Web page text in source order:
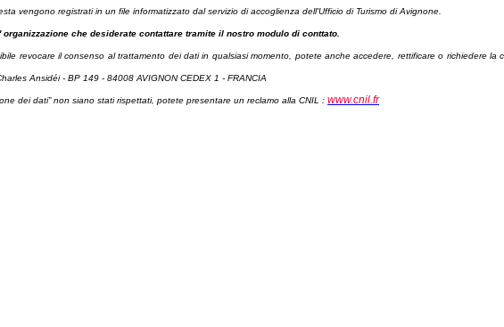
vengono registrati in un file informatizzato dal servizio di accoglienza dell'Ufficio di Turismo di Avignone.
che desiderate contattare tramite il nostro modulo di conttato.
revocare il consenso al trattamento dei dati in qualsiasi momento, potete anche accedere, rettificare o richiedere la
Ansidéi - BP 149 - 84008 AVIGNON CEDEX 1 - FRANCIA
dei dati” non siano stati rispettati, potete presentare un reclamo alla CNIL : www.cnil.fr